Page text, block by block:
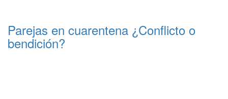
Parejas en cuarentena ¿Conflicto o
bendición?